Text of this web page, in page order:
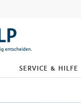
service & hilfe